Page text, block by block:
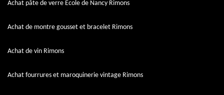
Achat pâte de verre Ecole de Nancy Rimons
Achat de montre gousset et bracelet Rimons
Achat de vin Rimons
Achat fourrures et maroquinerie vintage Rimons